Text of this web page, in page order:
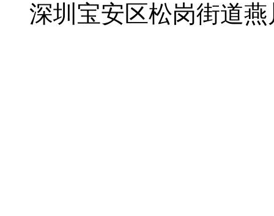
深圳宝安区松岗街道